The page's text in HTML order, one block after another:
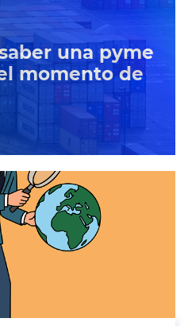
de abrir
salir de España.
una pyme
momento de